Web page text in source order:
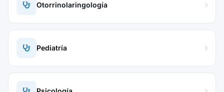
Otorrinolaringología
Pediatría